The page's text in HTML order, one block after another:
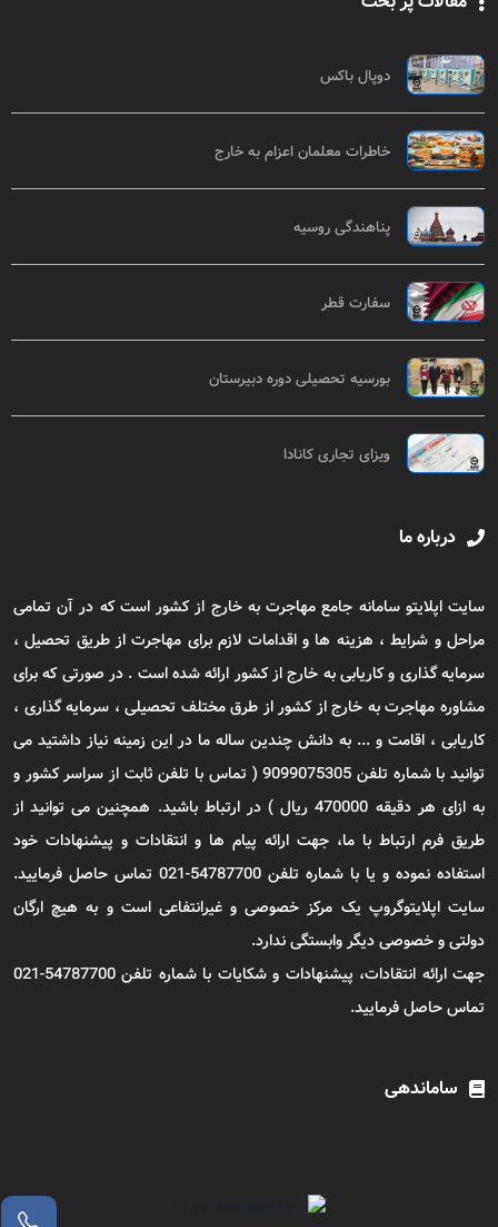
دوپال باکس
خاطرات معلمان اعزام به خارج
پناهندگی روسیه
سفارت قطر
بورسیه تحصیلی دوره دبیرستان
ویزای تجاری کانادا
درباره ما
سایت اپلایتو سامانه جامع مهاجرت به خارج از کشور است که در آن تمامی
مراحل و شرایط ، هزینه ها و اقدامات لازم برای مهاجرت از طریق تحصیل ،
سرمایه گذاری و کاریابی به خارج از کشور ارائه شده است . در صورتی که برای
مشاوره مهاجرت به خارج از کشور از طرق مختلف تحصیلی ، سرمایه گذاری ،
کاریابی ، اقامت و ... به دانش چندین ساله ما در این زمینه نیاز داشتید می
توانید با شماره تلفن 9099075305 ( تماس با تلفن ثابت از سراسر کشور و
به ازای هر دقیقه 470000 ریال ) در ارتباط باشید. همچنین می توانید از
طریق فرم ارتباط با ما، جهت ارائه پیام ها و انتقادات و پیشنهادات خود
استفاده نموده و یا با شماره تلفن 54787700-021 تماس حاصل فرمایید.
سایت اپلایتوگروپ یک مرکز خصوصی و غیرانتفاعی است و به هیچ ارگان
دولتی و خصوصی دیگر وابستگی ندارد.
جهت ارائه انتقادات، پیشنهادات و شکایات با شماره تلفن 54787700-021
تماس حاصل فرمایید.
ساماندهی